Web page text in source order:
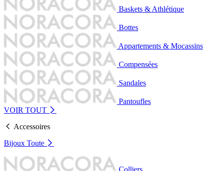
Baskets & Athlétique
Bottes
Appartements & Mocassins
Compensées
Sandales
Pantoufles
VOIR TOUT
Accessoires
Bijoux Toute
Colliers